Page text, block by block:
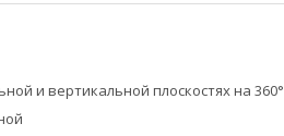
и вертикальной плоскостях на 360°